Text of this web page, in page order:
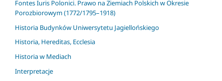
Fontes Iuris Polonici. Prawo na Ziemiach Polskich w Okresie
Porozbiorowym (1772/1795–1918)
Historia Budynków Uniwersytetu Jagiellońskiego
Historia, Hereditas, Ecclesia
Historia w Mediach
Interpretacje